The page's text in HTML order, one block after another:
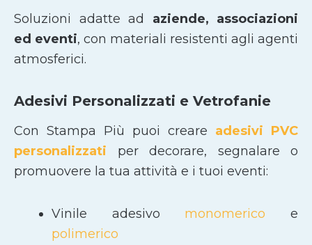
Soluzioni adatte ad aziende, associazioni
ed eventi, con materiali resistenti agli agenti
atmosferici.
Adesivi Personalizzati e Vetrofanie
Con Stampa Più puoi creare adesivi PVC
personalizzati per decorare, segnalare o
promuovere la tua attività e i tuoi eventi:
Vinile adesivo monomerico e
polimerico